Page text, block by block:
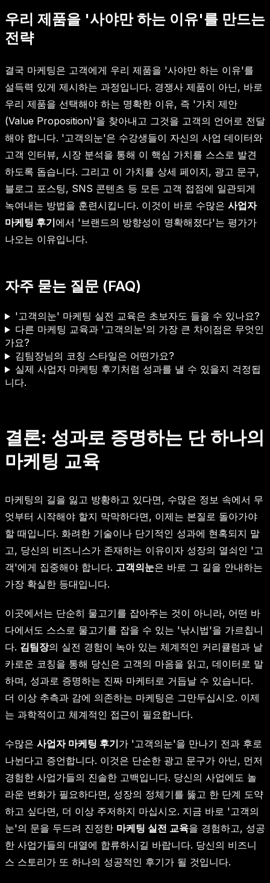
우리 제품을 '사야만 하는 이유'를 만드는
전략
결국 마케팅은 고객에게 우리 제품을 '사야만 하는 이유'를
설득력 있게 제시하는 과정입니다. 경쟁사 제품이 아닌, 바로
우리 제품을 선택해야 하는 명확한 이유, 즉 '가치 제안
(Value Proposition)'을 찾아내고 그것을 고객의 언어로 전달
해야 합니다. '고객의눈'은 수강생들이 자신의 사업 데이터와
고객 인터뷰, 시장 분석을 통해 이 핵심 가치를 스스로 발견
하도록 돕습니다. 그리고 이 가치를 상세 페이지, 광고 문구,
블로그 포스팅, SNS 콘텐츠 등 모든 고객 접점에 일관되게
녹여내는 방법을 훈련시킵니다. 이것이 바로 수많은 사업자
마케팅 후기에서 '브랜드의 방향성이 명확해졌다'는 평가가
나오는 이유입니다.
자주 묻는 질문 (FAQ)
'고객의눈' 마케팅 실전 교육은 초보자도 들을 수 있나요?
다른 마케팅 교육과 '고객의눈'의 가장 큰 차이점은 무엇인
가요?
김팀장님의 코칭 스타일은 어떤가요?
실제 사업자 마케팅 후기처럼 성과를 낼 수 있을지 걱정됩
니다.
결론: 성과로 증명하는 단 하나의
마케팅 교육
마케팅의 길을 잃고 방황하고 있다면, 수많은 정보 속에서 무
엇부터 시작해야 할지 막막하다면, 이제는 본질로 돌아가야
할 때입니다. 화려한 기술이나 단기적인 성과에 현혹되지 말
고, 당신의 비즈니스가 존재하는 이유이자 성장의 열쇠인 '고
객'에게 집중해야 합니다. 고객의눈은 바로 그 길을 안내하는
가장 확실한 등대입니다.
이곳에서는 단순히 물고기를 잡아주는 것이 아니라, 어떤 바
다에서도 스스로 물고기를 잡을 수 있는 '낚시법'을 가르칩니
다. 김팀장의 실전 경험이 녹아 있는 체계적인 커리큘럼과 날
카로운 코칭을 통해 당신은 고객의 마음을 읽고, 데이터로 말
하며, 성과로 증명하는 진짜 마케터로 거듭날 수 있습니다.
더 이상 추측과 감에 의존하는 마케팅은 그만두십시오. 이제
는 과학적이고 체계적인 접근이 필요합니다.
수많은 사업자 마케팅 후기가 '고객의눈'을 만나기 전과 후로
나뉜다고 증언합니다. 이것은 단순한 광고 문구가 아닌, 먼저
경험한 사업가들의 진솔한 고백입니다. 당신의 사업에도 놀
라운 변화가 필요하다면, 성장의 정체기를 뚫고 한 단계 도약
하고 싶다면, 더 이상 주저하지 마십시오. 지금 바로 '고객의
눈'의 문을 두드려 진정한 마케팅 실전 교육을 경험하고, 성공
한 사업가들의 대열에 합류하시길 바랍니다. 당신의 비즈니
스 스토리가 또 하나의 성공적인 후기가 될 것입니다.